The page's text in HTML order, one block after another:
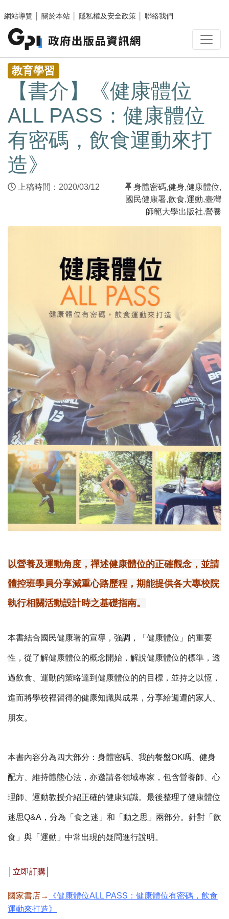
網站導覽
關於本站 隱私權及安全政策 聯絡我們
:::
教育學習
【書介】《健康體位
ALL PASS：健康體位
有密碼，飲食運動來打
造》
上稿時間：2020/03/12 身體密碼,健身,健康體位,
國民健康署,飲食,運動,臺灣
師範大學出版社,營養
以營養及運動角度，禪述健康體位的正確觀念，並請
體控班學員分享減重心路歷程，期能提供各大專校院
執行相關活動設計時之基礎指南。
本書結合國民健康署的宣導，強調，「健康體位」的重要
性，從了解健康體位的概念開始，解說健康體位的標準，透
過飲食、運動的策略達到健康體位的的目標，並持之以恆，
進而將學校裡習得的健康知識與成果，分享給週遭的家人、
朋友。
本書內容分為四大部分：身體密碼、我的餐盤OK嗎、健身
配方、維持體態心法，亦邀請各領域專家，包含營養師、心
理師、運動教授介紹正確的健康知識。最後整理了健康體位
迷思Q&A，分為「食之迷」和「動之思」兩部分。針對「飲
食」與「運動」中常出現的疑問進行說明。
│立即訂購│
國家書店→
《健康體位ALL PASS：健康體位有密碼，飲食
運動來打造》